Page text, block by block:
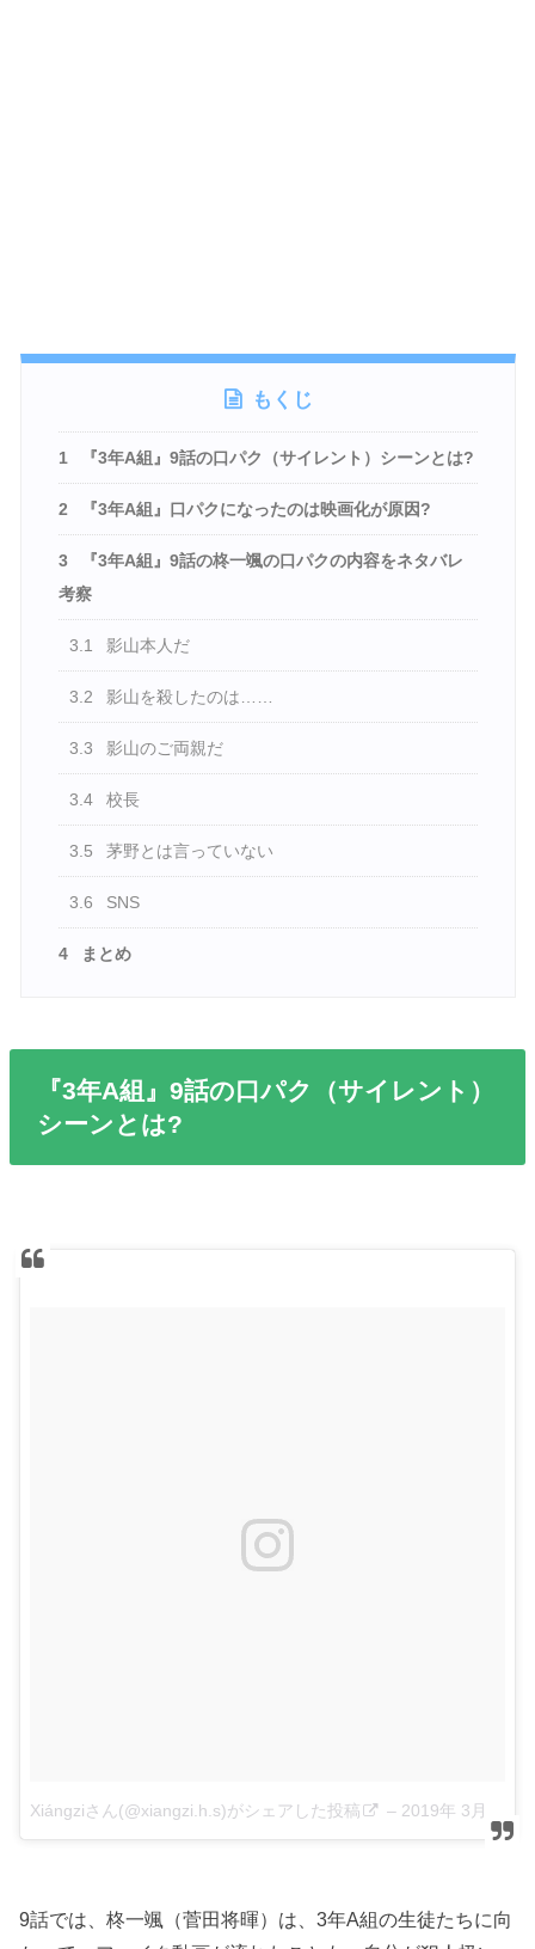
もくじ
1 『3年A組』9話の口パク（サイレント）シーンとは?
2 『3年A組』口パクになったのは映画化が原因?
3
『3年A組』9話の柊一颯の口パクの内容をネタバレ
考察
3.1 影山本人だ
3.2 影山を殺したのは……
3.3 影山のご両親だ
3.4 校長
3.5 茅野とは言っていない
3.6 SNS
4 まとめ
『3年A組』9話の口パク（サイレント）
シーンとは?
Xiángziさん(@xiangzi.h.s)がシェアした投稿 – 2019年 3月月3日午後3時30分PST
9話では、柊一颯（菅田将暉）は、3年A組の生徒たちに向